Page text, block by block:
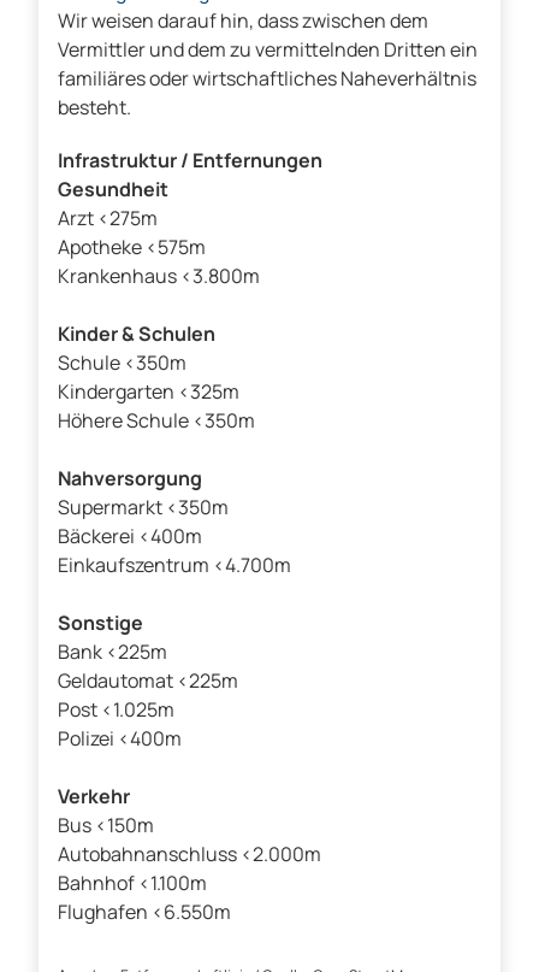
Wir weisen darauf hin, dass zwischen dem
Vermittler und dem zu vermittelnden Dritten ein
familiäres oder wirtschaftliches Naheverhältnis
besteht.
Infrastruktur / Entfernungen
Gesundheit
Arzt <275m
Apotheke <575m
Krankenhaus <3.800m
Kinder & Schulen
Schule <350m
Kindergarten <325m
Höhere Schule <350m
Nahversorgung
Supermarkt <350m
Bäckerei <400m
Einkaufszentrum <4.700m
Sonstige
Bank <225m
Geldautomat <225m
Post <1.025m
Polizei <400m
Verkehr
Bus <150m
Autobahnanschluss <2.000m
Bahnhof <1.100m
Flughafen <6.550m